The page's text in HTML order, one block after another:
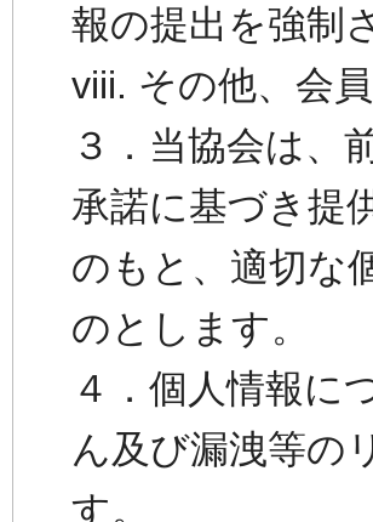
報の提出を強制
viii. その他、会
３．当協会は、
承諾に基づき提
のもと、適切な
のとします。
４．個人情報に
ん及び漏洩等の
す。